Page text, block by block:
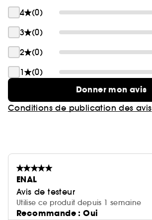
4
(0)
3
(0)
2
(0)
1
(0)
Donner mon avis
Conditions de publication des avis
ENAL
Avis de testeur
Utilise ce produit depuis 1 semaine
Recommande : Oui